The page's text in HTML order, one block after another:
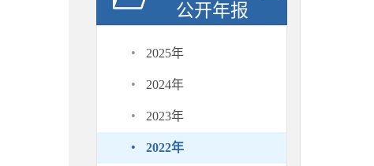
公开年报
· 2025年
· 2024年
· 2023年
· 2022年